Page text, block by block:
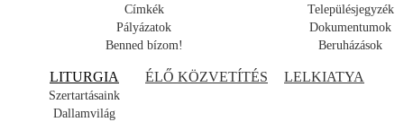
Címkék
Pályázatok
Benned bízom!
Településjegyzék
Dokumentumok
Beruházások
LITURGIA
Szertartásaink
Dallamvilág
ÉLŐ KÖZVETÍTÉS LELKIATYA